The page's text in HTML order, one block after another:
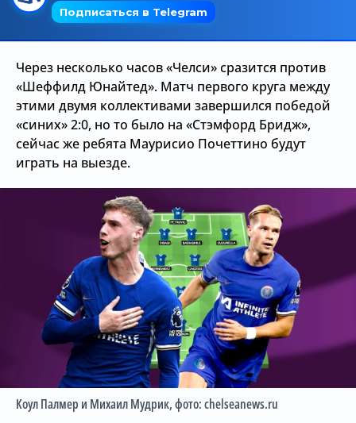
Через несколько часов «Челси» сразится против
«Шеффилд Юнайтед». Матч первого круга между
этими двумя коллективами завершился победой
«синих» 2:0, но то было на «Стэмфорд Бридж»,
сейчас же ребята Маурисио Почеттино будут
играть на выезде.
Коул Палмер и Михаил Мудрик, фото: chelseanews.ru
Трансляции
О сайте
Контакты